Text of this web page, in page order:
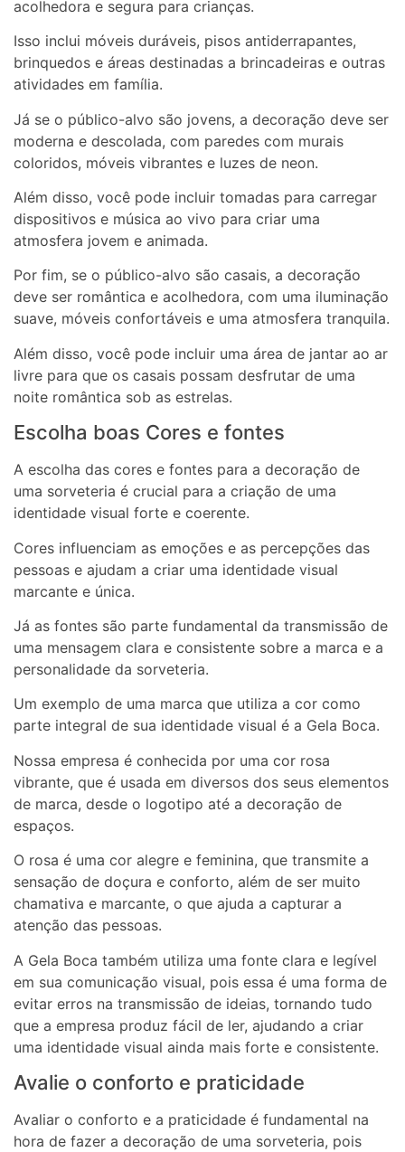
acolhedora e segura para crianças.
Isso inclui móveis duráveis, pisos antiderrapantes,
brinquedos e áreas destinadas a brincadeiras e outras
atividades em família.
Já se o público-alvo são jovens, a decoração deve ser
moderna e descolada, com paredes com murais
coloridos, móveis vibrantes e luzes de neon.
Além disso, você pode incluir tomadas para carregar
dispositivos e música ao vivo para criar uma
atmosfera jovem e animada.
Por fim, se o público-alvo são casais, a decoração
deve ser romântica e acolhedora, com uma iluminação
suave, móveis confortáveis e uma atmosfera tranquila.
Além disso, você pode incluir uma área de jantar ao ar
livre para que os casais possam desfrutar de uma
noite romântica sob as estrelas.
Escolha boas Cores e fontes
A escolha das cores e fontes para a decoração de
uma sorveteria é crucial para a criação de uma
identidade visual forte e coerente.
Cores influenciam as emoções e as percepções das
pessoas e ajudam a criar uma identidade visual
marcante e única.
Já as fontes são parte fundamental da transmissão de
uma mensagem clara e consistente sobre a marca e a
personalidade da sorveteria.
Um exemplo de uma marca que utiliza a cor como
parte integral de sua identidade visual é a Gela Boca.
Nossa empresa é conhecida por uma cor rosa
vibrante, que é usada em diversos dos seus elementos
de marca, desde o logotipo até a decoração de
espaços.
O rosa é uma cor alegre e feminina, que transmite a
sensação de doçura e conforto, além de ser muito
chamativa e marcante, o que ajuda a capturar a
atenção das pessoas.
A Gela Boca também utiliza uma fonte clara e legível
em sua comunicação visual, pois essa é uma forma de
evitar erros na transmissão de ideias, tornando tudo
que a empresa produz fácil de ler, ajudando a criar
uma identidade visual ainda mais forte e consistente.
Avalie o conforto e praticidade
Avaliar o conforto e a praticidade é fundamental na
hora de fazer a decoração de uma sorveteria, pois